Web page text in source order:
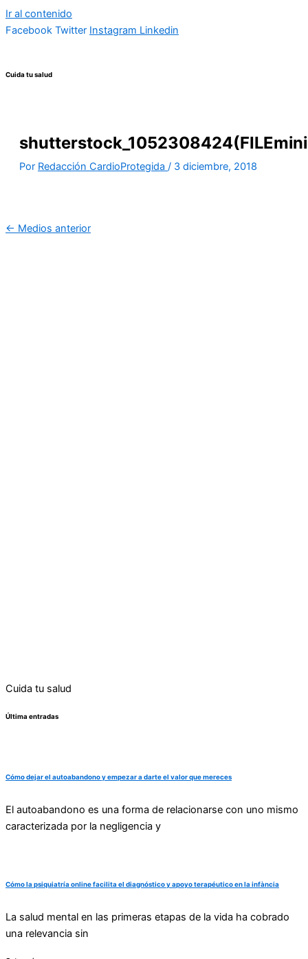
Ir al contenido
Facebook Twitter Instagram Linkedin
Cuida tu salud
Por Redacción CardioProtegida / 3 diciembre, 2018
← Medios anterior
Cuida tu salud
Última entradas
Cómo dejar el autoabandono y empezar a darte el valor que mereces
El autoabandono es una forma de relacionarse con uno mismo
caracterizada por la negligencia y
Cómo la psiquiatría online facilita el diagnóstico y apoyo terapéutico en la infància
La salud mental en las primeras etapas de la vida ha cobrado
una relevancia sin